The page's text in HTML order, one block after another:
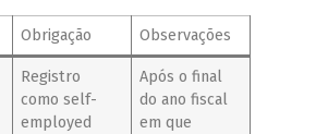
Obrigação Observações
Registro
como self-
employed
Após o final
do ano fiscal
em que